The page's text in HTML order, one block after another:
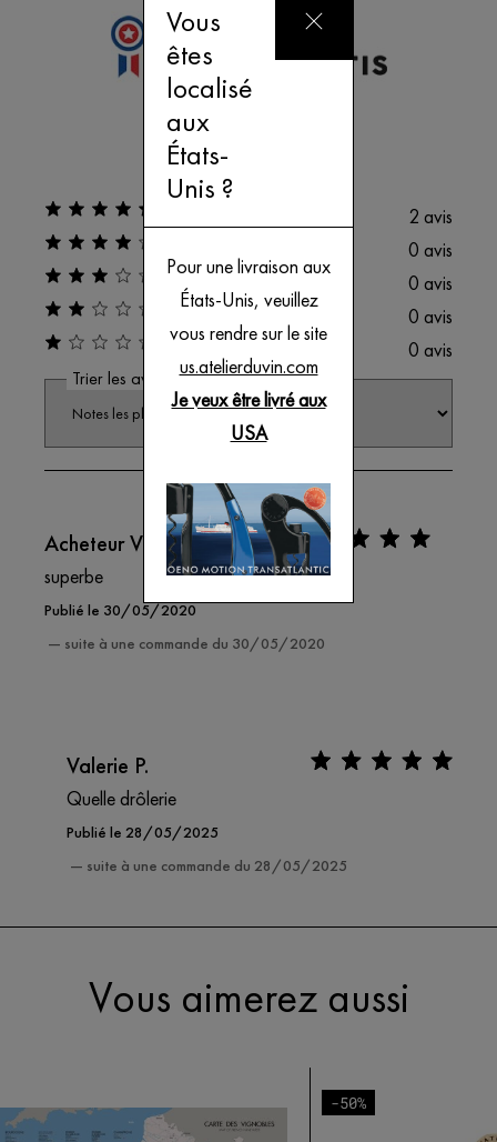
Vous
êtes
localisé
aux
États-
Unis ?
Pour une livraison aux
États-Unis, veuillez
vous rendre sur le site
us.atelierduvin.com
Je veux être livré aux
USA
Éclairage par LED. Transformateur 230 V/6 V.
D 8,8 cm x H 29 cm.
5/5
2 avis garantis
2 avis
0 avis
0 avis
0 avis
0 avis
Trier les avis :
Acheteur Vérifié
superbe
Publié le 30/05/2020
— suite à une commande du 30/05/2020
Valerie P.
Quelle drôlerie
Publié le 28/05/2025
— suite à une commande du 28/05/2025
Vous aimerez aussi
-50%